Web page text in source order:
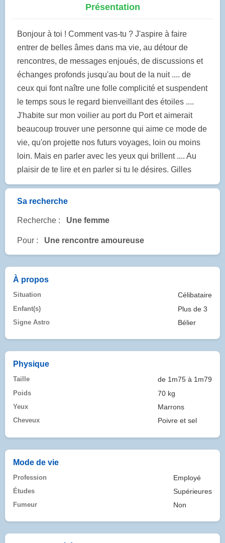
Présentation
Bonjour à toi ! Comment vas-tu ? J'aspire à faire
entrer de belles âmes dans ma vie, au détour de
rencontres, de messages enjoués, de discussions et
échanges profonds jusqu'au bout de la nuit .... de
ceux qui font naître une folle complicité et suspendent
le temps sous le regard bienveillant des étoiles ....
J'habite sur mon voilier au port du Port et aimerait
beaucoup trouver une personne qui aime ce mode de
vie, qu'on projette nos futurs voyages, loin ou moins
loin. Mais en parler avec les yeux qui brillent .... Au
plaisir de te lire et en parler si tu le désires. Gilles
Sa recherche
Recherche : Une femme
Pour : Une rencontre amoureuse
À propos
Situation Célibataire
Enfant(s) Plus de 3
Signe Astro Bélier
Physique
Taille de 1m75 à 1m79
Poids 70 kg
Yeux Marrons
Cheveux Poivre et sel
Mode de vie
Profession Employé
Études Supérieures
Fumeur Non